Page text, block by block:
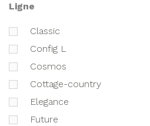
ligne
classic
Config L
cosmos
cottage-country
elegance
future